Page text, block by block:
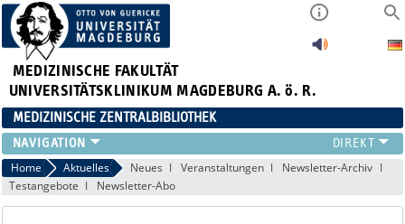
MEDIZINISCHE FAKULTÄT
UNIVERSITÄTSKLINIKUM MAGDEBURG A. ö. R.
MEDIZINISCHE ZENTRALBIBLIOTHEK
LITERATURSUCHE
SERVICE
INFORMATIONSKOMPETENZ
Home Aktuelles Neues Veranstaltungen
Newsletter-Archiv
Testangebote
Newsletter-Abo